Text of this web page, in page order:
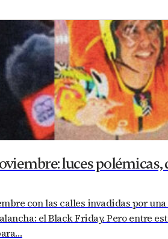
luces
con las calles invadidas por una
el Black Friday. Pero entre